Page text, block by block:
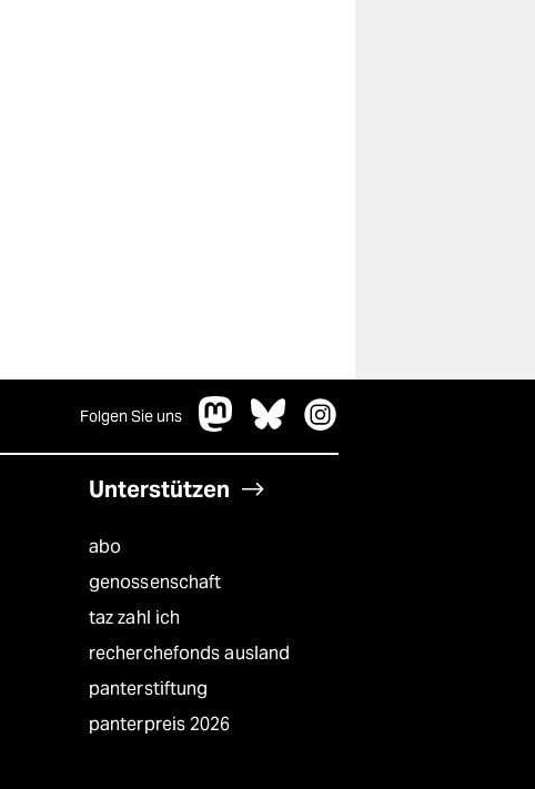
Folgen Sie uns
Unterstützen
abo
genossenschaft
taz zahl ich
recherchefonds ausland
panterstiftung
panterpreis 2026